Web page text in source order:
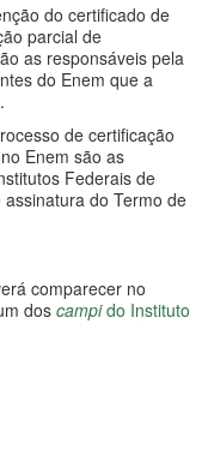
do certificado de
parcial de
as responsáveis pela
do Enem que a
de certificação
Enem são as
Federais de
do Termo de
comparecer no
dos campido Instituto